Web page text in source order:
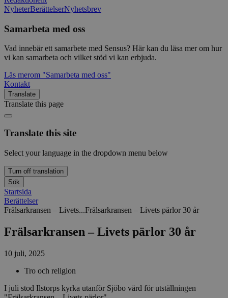
NyheterBerättelserNyhetsbrev
Samarbeta med oss
Vad innebär ett samarbete med Sensus? Här kan du läsa mer om hur
vi kan samarbeta och vilket stöd vi kan erbjuda.
Läs merom "Samarbeta med oss"
Kontakt
Translate
Translate this page
Translate this site
Select your language in the dropdown menu below
Turn off translation
Sök
Startsida
Berättelser
Frälsarkransen – Livets...Frälsarkransen – Livets pärlor 30 år
Frälsarkransen – Livets pärlor 30 år
10 juli, 2025
Tro och religion
I juli stod Ilstorps kyrka utanför Sjöbo värd för utställningen